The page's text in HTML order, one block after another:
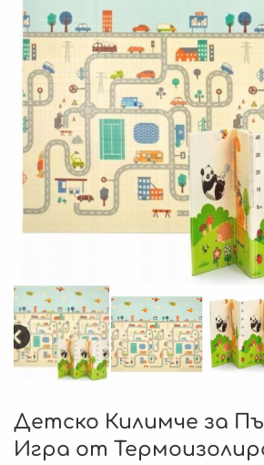
Детско Килимче за
Игра от